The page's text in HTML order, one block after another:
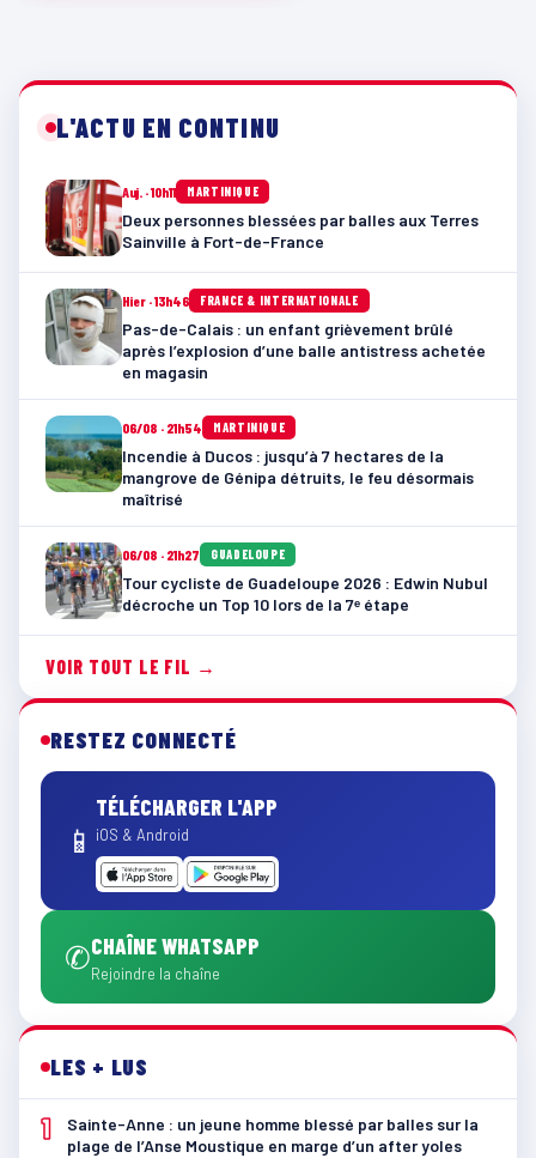
L'ACTU EN CONTINU
Auj. · 10h11 MARTINIQUE
Deux personnes blessées par balles aux Terres
Sainville à Fort-de-France
Hier · 13h46 FRANCE & INTERNATIONALE
Pas-de-Calais : un enfant grièvement brûlé
après l’explosion d’une balle antistress achetée
en magasin
06/08 · 21h54 MARTINIQUE
Incendie à Ducos : jusqu’à 7 hectares de la
mangrove de Génipa détruits, le feu désormais
maîtrisé
06/08 · 21h27 GUADELOUPE
Tour cycliste de Guadeloupe 2026 : Edwin Nubul
décroche un Top 10 lors de la 7ᵉ étape
VOIR TOUT LE FIL →
RESTEZ CONNECTÉ
📱
TÉLÉCHARGER L'APP
iOS & Android
✆CHAÎNE WHATSAPP
Rejoindre la chaîne
LES + LUS
1
Sainte-Anne : un jeune homme blessé par balles sur la
plage de l’Anse Moustique en marge d’un after yoles